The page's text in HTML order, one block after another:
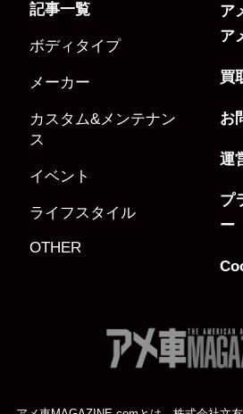
記事一覧
ボディタイプ
メーカー
カスタム&メンテナン
ス
イベント
ライフスタイル
OTHER
ア
ア
買
お
運
プ
ー